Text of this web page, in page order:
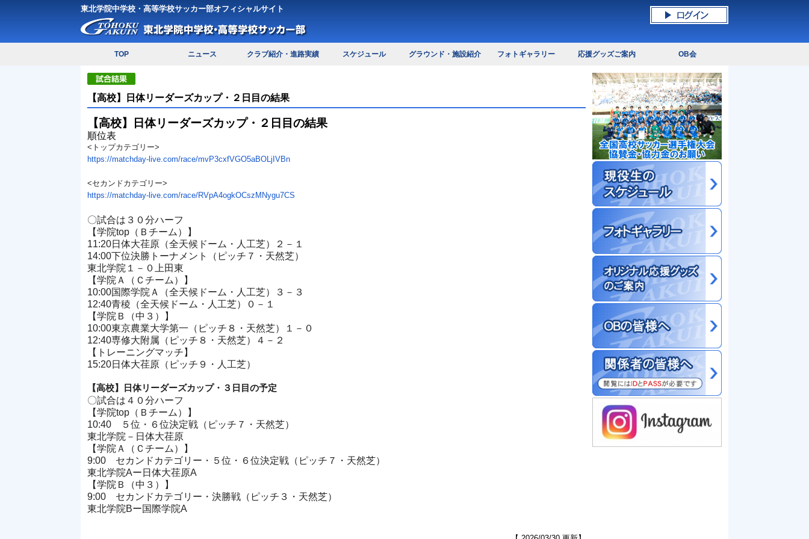
東北学院中学校・高等学校サッカー部オフィシャルサイト
TOP ニュース クラブ紹介・進路実績 スケジュール グラウンド・施設紹介 フォトギャラリー 応援グッズご案内 OB会
【高校】日体リーダーズカップ・２日目の結果
【高校】日体リーダーズカップ・２日目の結果
順位表
<トップカテゴリー>
https://matchday-live.com/race/mvP3cxfVGO5aBOLjIVBn
<セカンドカテゴリー>
https://matchday-live.com/race/RVpA4ogkOCszMNygu7CS
〇試合は３０分ハーフ
【学院top（Ｂチーム）】
11:20日体大荏原（全天候ドーム・人工芝）２－１
14:00下位決勝トーナメント（ピッチ７・天然芝）
東北学院１－０上田東
【学院Ａ（Ｃチーム）】
10:00国際学院Ａ（全天候ドーム・人工芝）３－３
12:40青稜（全天候ドーム・人工芝）０－１
【学院Ｂ（中３）】
10:00東京農業大学第一（ピッチ８・天然芝）１－０
12:40専修大附属（ピッチ８・天然芝）４－２
【トレーニングマッチ】
15:20日体大荏原（ピッチ９・人工芝）
【高校】日体リーダーズカップ・３日目の予定
〇試合は４０分ハーフ
【学院top（Ｂチーム）】
10:40 ５位・６位決定戦（ピッチ７・天然芝）
東北学院－日体大荏原
【学院Ａ（Ｃチーム）】
9:00 セカンドカテゴリー・５位・６位決定戦（ピッチ７・天然芝）
東北学院Aー日体大荏原A
【学院Ｂ（中３）】
9:00 セカンドカテゴリー・決勝戦 （ピッチ３・天然芝）
東北学院Bー国際学院A